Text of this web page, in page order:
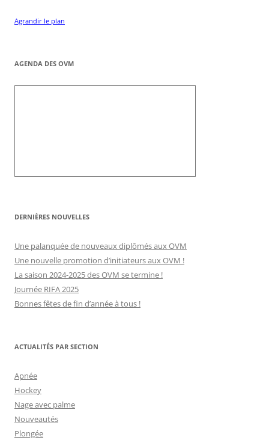
Agrandir le plan
AGENDA DES OVM
DERNIÈRES NOUVELLES
Une palanquée de nouveaux diplômés aux OVM
Une nouvelle promotion d’initiateurs aux OVM !
La saison 2024-2025 des OVM se termine !
Journée RIFA 2025
Bonnes fêtes de fin d’année à tous !
ACTUALITÉS PAR SECTION
Apnée
Hockey
Nage avec palme
Nouveautés
Plongée